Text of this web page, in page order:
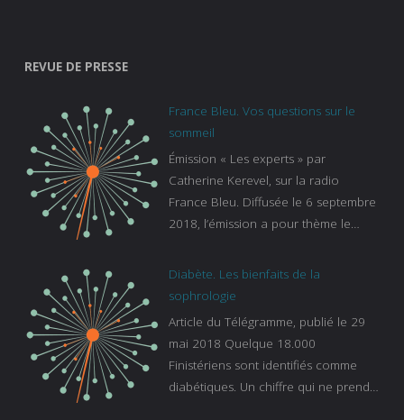
REVUE DE PRESSE
France Bleu. Vos questions sur le
sommeil
Émission « Les experts » par
Catherine Kerevel, sur la radio
France Bleu. Diffusée le 6 septembre
2018, l’émission a pour thème le
bleu :
https://www.francebleu.fr/emissions/l
sur-le-sommeil
Diabète. Les bienfaits de la
sophrologie
Article du Télégramme, publié le 29
mai 2018 Quelque 18.000
Finistériens sont identifiés comme
diabétiques. Un chiffre qui ne prend